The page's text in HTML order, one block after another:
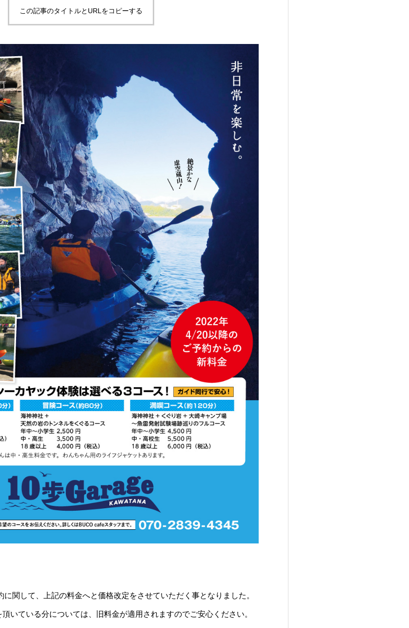
この記事のタイトルとURLをコピーする
関して、上記の料金へと価格改定をさせていただく事となりました。
いている分については、旧料金が適用されますのでご安心ください。